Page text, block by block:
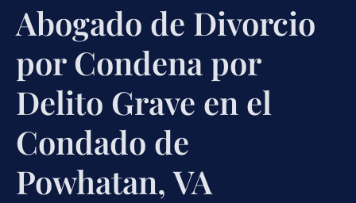
Abogado de Divorcio
por Condena por
Delito Grave en el
Condado de
Powhatan, VA